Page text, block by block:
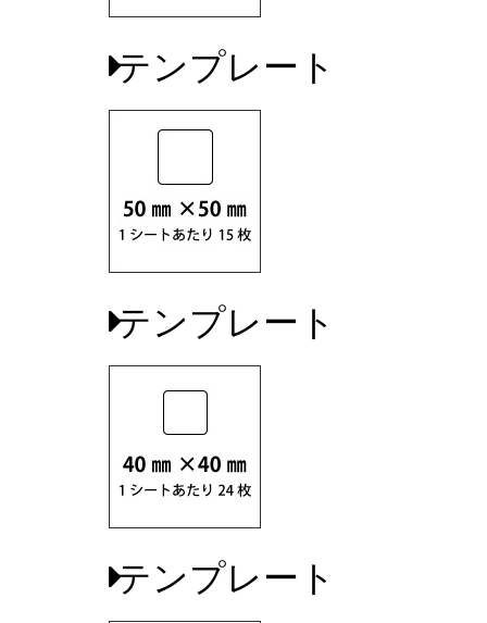
テンプレート
テンプレート
テンプレート